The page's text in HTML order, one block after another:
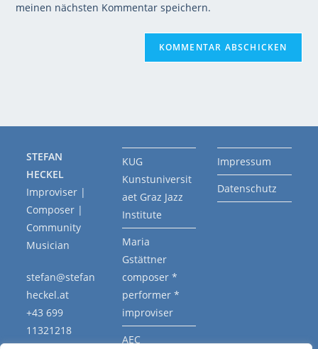
meinen nächsten Kommentar speichern.
STEFAN
HECKEL
Improviser |
Composer |
Community
Musician
stefan@stefan
heckel.at
+43 699
11321218
KUG
Kunstuniversit
aet Graz Jazz
Institute
Maria
Gstättner
composer *
performer *
improviser
AEC
Impressum
Datenschutz